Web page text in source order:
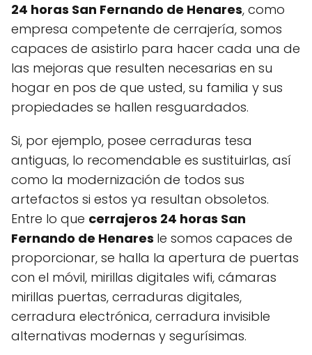
24 horas San Fernando de Henares, como
empresa competente de cerrajería, somos
capaces de asistirlo para hacer cada una de
las mejoras que resulten necesarias en su
hogar en pos de que usted, su familia y sus
propiedades se hallen resguardados.
Si, por ejemplo, posee cerraduras tesa
antiguas, lo recomendable es sustituirlas, así
como la modernización de todos sus
artefactos si estos ya resultan obsoletos.
Entre lo que cerrajeros 24 horas San
Fernando de Henares le somos capaces de
proporcionar, se halla la apertura de puertas
con el móvil, mirillas digitales wifi, cámaras
mirillas puertas, cerraduras digitales,
cerradura electrónica, cerradura invisible
alternativas modernas y segurísimas.